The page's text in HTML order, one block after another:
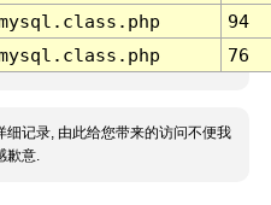
94
76
细记录, 由此给您带来的访问不便我
歉意.